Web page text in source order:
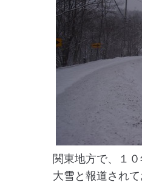
関東地方で、１
大雪と報道されて